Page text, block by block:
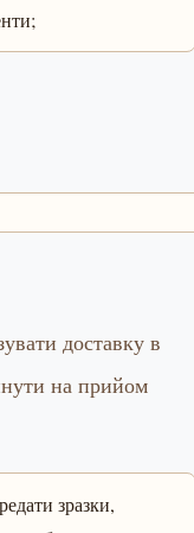
доставку в
на прийом
зразки,